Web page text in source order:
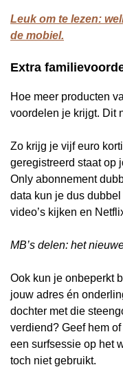
Leuk om te lezen:
de mobiel.
Extra
Hoe meer producten
voordelen je krijgt. Dit
Zo krijg je vijf euro
geregistreerd staat op
Only abonnement
data kun je dus
video’s kijken en
MB’s delen: het
Ook kun je onbeperkt
jouw adres én
dochter met die
verdiend? Geef hem
een surfsessie op het
toch niet gebruikt.